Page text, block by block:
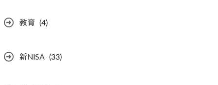
教育 (4)
新NISA (33)